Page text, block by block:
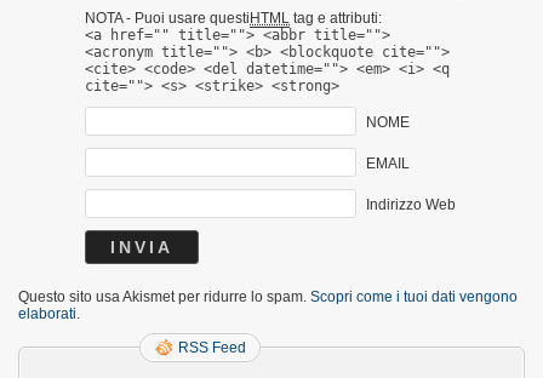
NOTA - Puoi usare questiHTML tag e attributi:
<a href="" title=""> <abbr title="">
<acronym title=""> <b> <blockquote cite="">
<cite> <code> <del datetime=""> <em> <i> <q
cite=""> <s> <strike> <strong>
NOME
EMAIL
Indirizzo Web
Questo sito usa Akismet per ridurre lo spam. Scopri come i tuoi dati vengono
elaborati.
RSS Feed